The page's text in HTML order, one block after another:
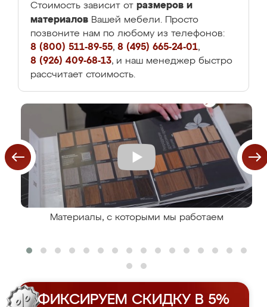
Стоимость зависит от размеров и
материалов Вашей мебели. Просто
позвоните нам по любому из телефонов:
8 (800) 511-89-55, 8 (495) 665-24-01,
8 (926) 409-68-13, и наш менеджер быстро
рассчитает стоимость.
Материалы, с которыми мы работаем
ФИКСИРУЕМ СКИДКУ В 5%